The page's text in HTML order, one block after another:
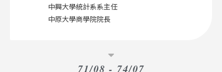
中興大學統計系系主任
中原大學商學院院長
71/08 - 74/07